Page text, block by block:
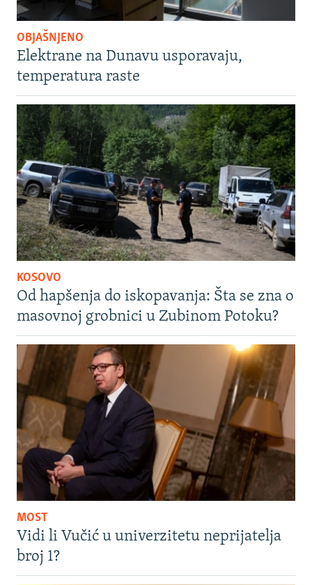
OBJAŠNJENO
Elektrane na Dunavu usporavaju,
temperatura raste
KOSOVO
Od hapšenja do iskopavanja: Šta se zna o
masovnoj grobnici u Zubinom Potoku?
MOST
Vidi li Vučić u univerzitetu neprijatelja
broj 1?